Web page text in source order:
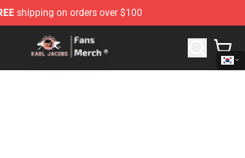
shipping on orders over $100
- Official Karl Jacobs Merchandise